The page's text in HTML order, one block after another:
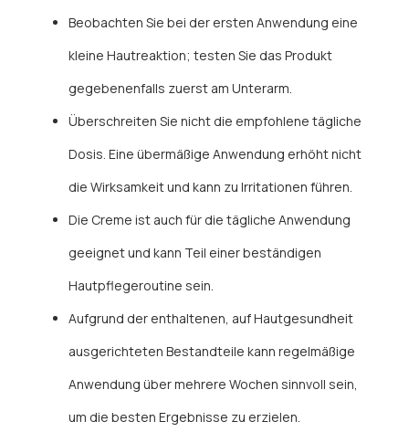
Beobachten Sie bei der ersten Anwendung eine
kleine Hautreaktion; testen Sie das Produkt
gegebenenfalls zuerst am Unterarm.
Überschreiten Sie nicht die empfohlene tägliche
Dosis. Eine übermäßige Anwendung erhöht nicht
die Wirksamkeit und kann zu Irritationen führen.
Die Creme ist auch für die tägliche Anwendung
geeignet und kann Teil einer beständigen
Hautpflegeroutine sein.
Aufgrund der enthaltenen, auf Hautgesundheit
ausgerichteten Bestandteile kann regelmäßige
Anwendung über mehrere Wochen sinnvoll sein,
um die besten Ergebnisse zu erzielen.